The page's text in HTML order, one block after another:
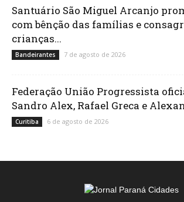
Santuário São Miguel Arcanjo
com bênção das famílias e
crianças...
Bandeirantes 7 de agosto de 2026
Federação União Progressista
Sandro Alex, Rafael Greca e
Curitiba 6 de agosto de 2026